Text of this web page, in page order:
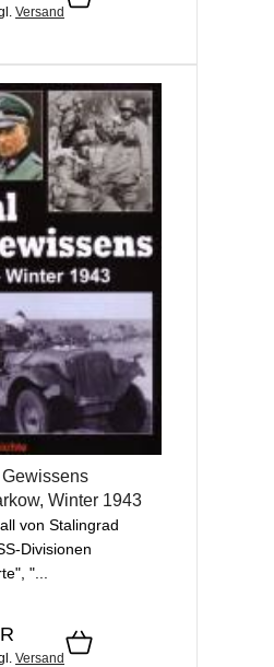
Versand
Winter 1943
von Stalingrad
Divisionen
"...
Versand